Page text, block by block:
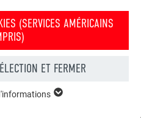
(SERVICES AMÉRICAINS
ET FERMER